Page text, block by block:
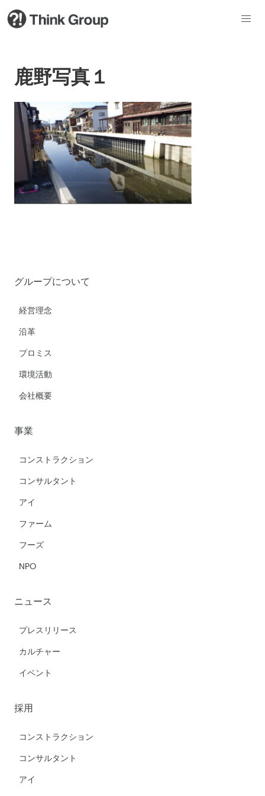
鹿野写真１
グループについて
経営理念
沿革
プロミス
環境活動
会社概要
事業
コンストラクション
コンサルタント
アイ
ファーム
フーズ
NPO
ニュース
プレスリリース
カルチャー
イベント
採用
コンストラクション
コンサルタント
アイ